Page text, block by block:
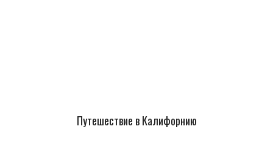
Путешествие в Калифорнию